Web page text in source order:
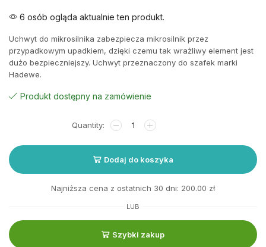
6 osób ogląda aktualnie ten produkt.
Uchwyt do mikrosilnika zabezpiecza mikrosilnik przez
przypadkowym upadkiem, dzięki czemu tak wrażliwy element jest
dużo bezpieczniejszy. Uchwyt przeznaczony do szafek marki
Hadewe.
Produkt dostępny na zamówienie
Dodaj do koszyka
Najniższa cena z ostatnich 30 dni: 200.00 zł
LUB
Szybki zakup